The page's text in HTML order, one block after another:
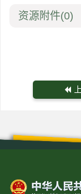
资源附件(0)